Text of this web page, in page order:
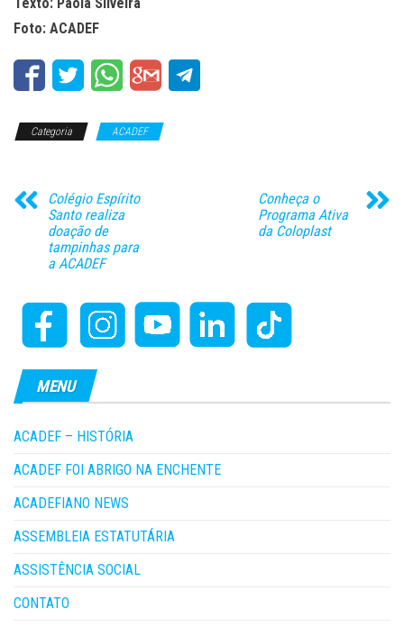
Foto: ACADEF
Categoria ACADEF
Colégio Espírito
Santo realiza
doação de
tampinhas para
a ACADEF
Conheça o
Programa Ativa
da Coloplast
MENU
ACADEF – HISTÓRIA
ACADEF FOI ABRIGO NA ENCHENTE
ACADEFIANO NEWS
ASSEMBLEIA ESTATUTÁRIA
ASSISTÊNCIA SOCIAL
CONTATO